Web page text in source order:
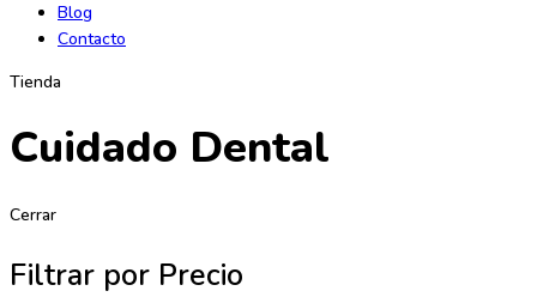
Blog
Contacto
Tienda
Cuidado Dental
Cerrar
Filtrar por Precio